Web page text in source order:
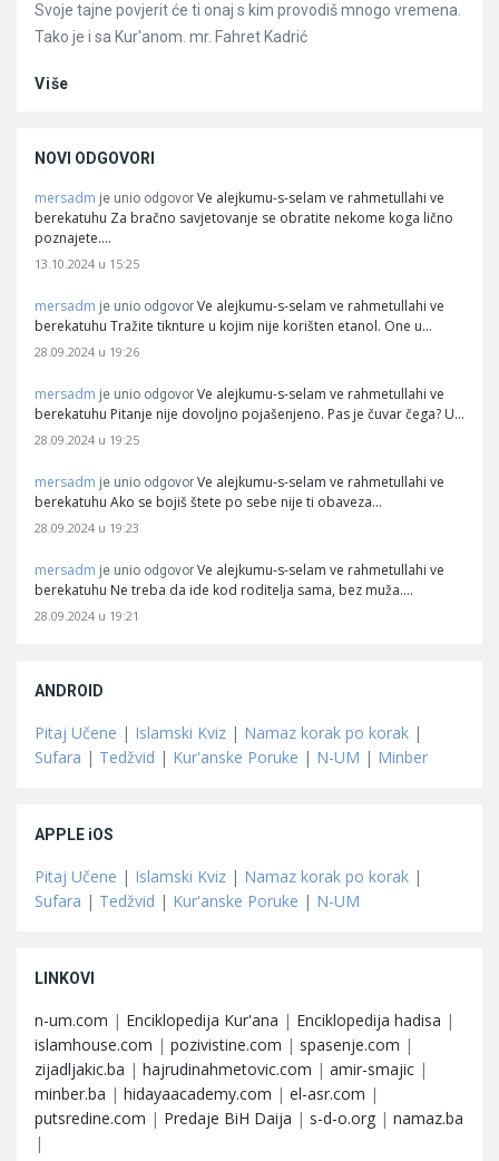
Svoje tajne povjerit će ti onaj s kim provodiš mnogo vremena.
Tako je i sa Kur'anom. mr. Fahret Kadrić
Više
NOVI ODGOVORI
mersadm je unio odgovor Ve alejkumu-s-selam ve rahmetullahi ve
berekatuhu Za bračno savjetovanje se obratite nekome koga lično
poznajete.…
13.10.2024 u 15:25
mersadm je unio odgovor Ve alejkumu-s-selam ve rahmetullahi ve
berekatuhu Tražite tiknture u kojim nije korišten etanol. One u…
28.09.2024 u 19:26
mersadm je unio odgovor Ve alejkumu-s-selam ve rahmetullahi ve
berekatuhu Pitanje nije dovoljno pojašenjeno. Pas je čuvar čega? U…
28.09.2024 u 19:25
mersadm je unio odgovor Ve alejkumu-s-selam ve rahmetullahi ve
berekatuhu Ako se bojiš štete po sebe nije ti obaveza…
28.09.2024 u 19:23
mersadm je unio odgovor Ve alejkumu-s-selam ve rahmetullahi ve
berekatuhu Ne treba da ide kod roditelja sama, bez muža.…
28.09.2024 u 19:21
ANDROID
Pitaj Učene | Islamski Kviz | Namaz korak po korak |
Sufara | Tedžvid | Kur'anske Poruke | N-UM | Minber
APPLE iOS
Pitaj Učene | Islamski Kviz | Namaz korak po korak |
Sufara | Tedžvid | Kur'anske Poruke | N-UM
LINKOVI
n-um.com | Enciklopedija Kur'ana | Enciklopedija hadisa |
islamhouse.com | pozivistine.com | spasenje.com |
zijadljakic.ba | hajrudinahmetovic.com | amir-smajic |
minber.ba | hidayaacademy.com | el-asr.com |
putsredine.com | Predaje BiH Daija | s-d-o.org | namaz.ba
|